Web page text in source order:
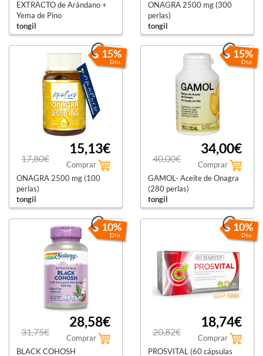
EXTRACTO de Arándano +
Yema de Pino
tongil
ONAGRA 2500 mg (300
perlas)
tongil
15%
Dto.
17,80€
15,13€
Comprar
ONAGRA 2500 mg (100
perlas)
tongil
15%
Dto.
40,00€
34,00€
Comprar
GAMOL- Aceite de Onagra
(280 perlas)
tongil
10%
Dto.
31,75€
28,58€
Comprar
BLACK COHOSH
10%
Dto.
20,82€
18,74€
Comprar
PROSVITAL (60 cápsulas